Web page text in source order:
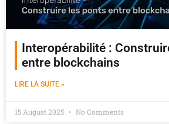
Interopérabilité :
entre blockchains
LIRE LA SUITE »
15 August 2025 No Comments